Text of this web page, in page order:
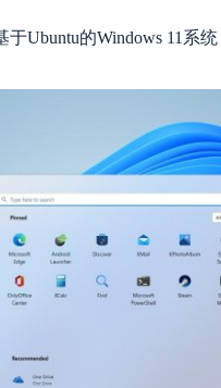
于Ubuntu的Windows 11系